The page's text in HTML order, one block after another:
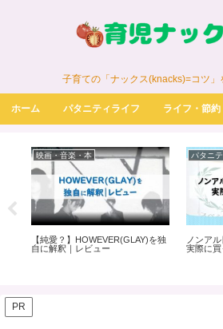
子育ての「ナックス(knacks)=コツ」
ホーム パタニティライフ ライフ・節約
映画・音楽・本
【純愛？】HOWEVER(GLAY)を独
自に解釈｜レビュー
パタニ
ノンア
実際に
PR